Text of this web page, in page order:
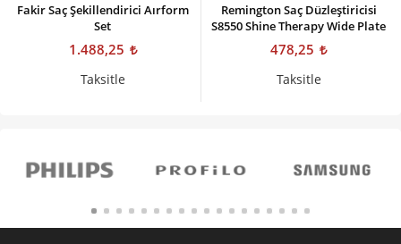
Fakir Saç Şekillendirici Aırform
Set
1.488,25
Taksitle
Remington Saç Düzleştiricisi
S8550 Shine Therapy Wide Plate
478,25
Taksitle